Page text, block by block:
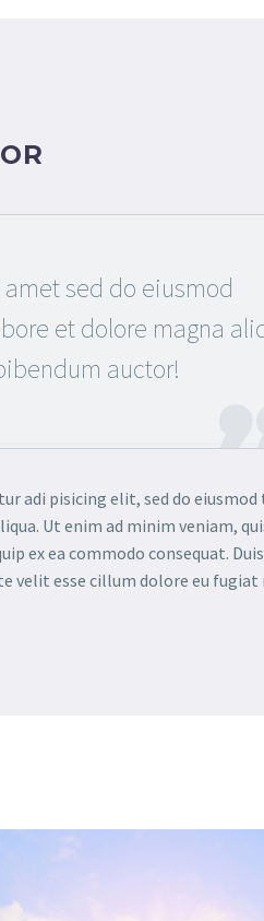
sed do eiusmod
et dolore magna
auctor!
adi pisicing elit, sed do
Ut enim ad minim veniam,
ex ea commodo consequat.
velit esse cillum dolore eu fugiat